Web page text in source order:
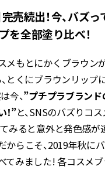
完売続出！今、バズ
を全部塗り比べ！
メもとにかくブラウン
、とくにブラウンリップ
今、”プチプラブラン
！”と、SNSのバズりコ
てみると意外と発色感が
からこそ、2019年秋に
てみました! 各コスメ